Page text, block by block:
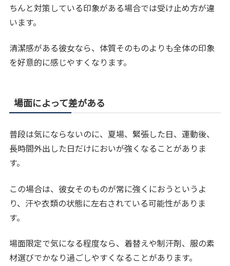
ちんと対策している印象がある場合では受け止め方が違
います。
清潔感がある彼女なら、体質そのものよりも全体の印象
を好意的に感じやすくなります。
場面によって差がある
普段は気にならないのに、夏場、緊張した日、運動後、
長時間外出した日だけにおいが強くなることがありま
す。
この場合は、彼女そのものが常に強くにおうというよ
り、汗や衣類の状態に左右されている可能性がありま
す。
場面限定で気になる程度なら、着替えや制汗剤、服の素
材選びでかなり過ごしやすくなることがあります。